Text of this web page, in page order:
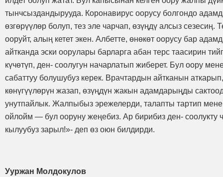
тынчсыздандырууда. Коронавирус оорусу болгондо
өзгөрүүлөр болуп, тез эле чарчап, өзүңдү алсыз сезесиң.
ооруйт, алың кетет экен. Албетте, өнөкөт оорусу бар
айтканда эски оорулары барларга абан терс таасирин
күчөтүп, ден- соолугун начарлатып жиберет. Бул оору
сабаттуу болушубуз керек. Врачтардын айтканын
көнүгүүлөрүн жазап, өзүңдүн жакын адамдарыңды
унутпайлык. Жалпыбыз эрежелерди, талапты тартип
ойлойм — бул ооруну жеңебиз. Ар бирибиз ден- соолукту
кылуубуз зарыл!»- деп өз оюн билдирди.
Ууржан Молдокулов